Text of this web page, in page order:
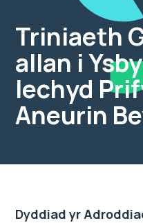
Triniaeth
allan i
Iechyd
Aneurin
Dyddiad yr